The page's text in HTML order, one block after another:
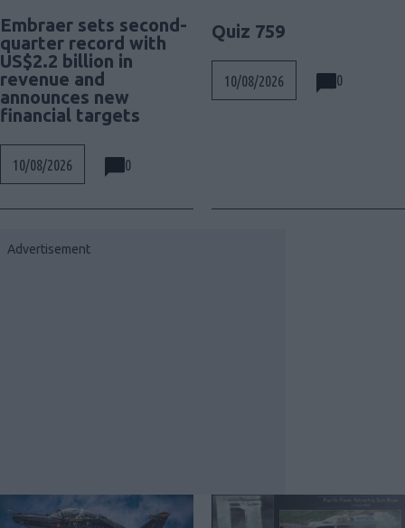
Embraer sets second-
quarter record with
US$2.2 billion in
revenue and
announces new
financial targets
10/08/2026 0
Quiz 759
10/08/2026 0